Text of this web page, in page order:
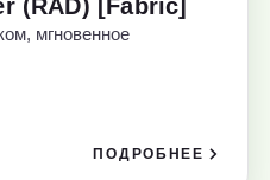
(RAD) [Fabric]
мгновенное
ПОДРОБНЕЕ